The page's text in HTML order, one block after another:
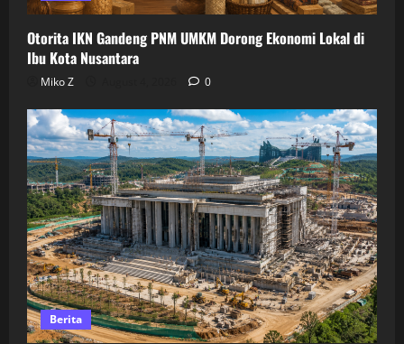
Otorita IKN Gandeng PNM UMKM Dorong Ekonomi Lokal di
Ibu Kota Nusantara
Miko Z 0
Berita